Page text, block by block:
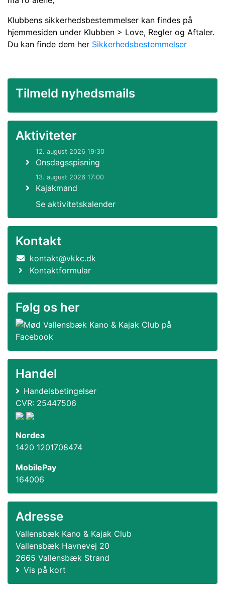
Klubbens sikkerhedsbestemmelser kan findes på
hjemmesiden under Klubben > Love, Regler og Aftaler.
Du kan finde dem her Sikkerhedsbestemmelser
Tilmeld nyhedsmails
Aktiviteter
12. august 2026 19:30
Onsdagsspisning
13. august 2026 17:00
Kajakmand
Se aktivitetskalender
Kontakt
kontakt@vkkc.dk
Kontaktformular
Følg os her
Handel
Handelsbetingelser
CVR: 25447506
Nordea
1420 1201708474
MobilePay
164006
Adresse
Vallensbæk Kano & Kajak Club
Vallensbæk Havnevej 20
2665 Vallensbæk Strand
Vis på kort